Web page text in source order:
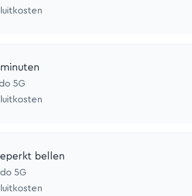
uten
5G
bellen
5G